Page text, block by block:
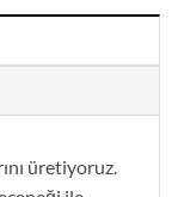
üretiyoruz.